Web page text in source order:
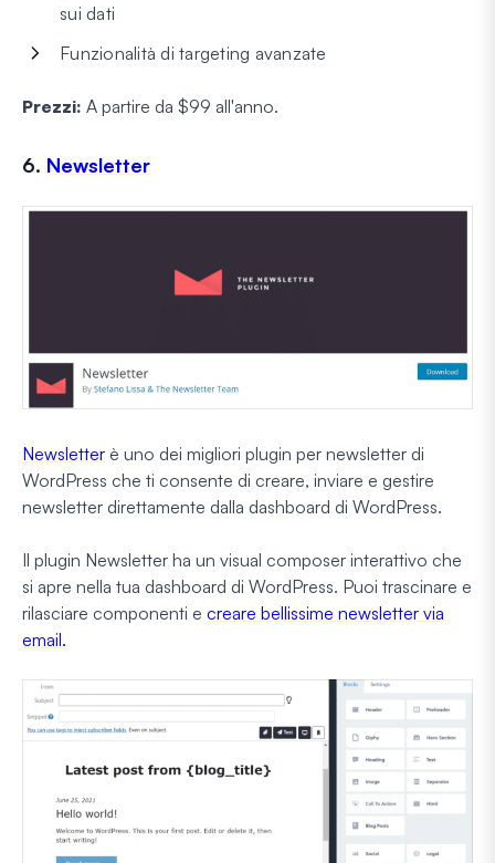
sui dati
Funzionalità di targeting avanzate
Prezzi: A partire da $99 all'anno.
6. Newsletter
Newsletter è uno dei migliori plugin per newsletter di
WordPress che ti consente di creare, inviare e gestire
newsletter direttamente dalla dashboard di WordPress.
Il plugin Newsletter ha un visual composer interattivo che
si apre nella tua dashboard di WordPress. Puoi trascinare e
rilasciare componenti e creare bellissime newsletter via
email.